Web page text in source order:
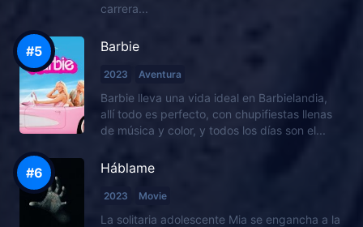
carrera...
Barbie
2023 Aventura
Barbie lleva una vida ideal en Barbielandia,
allí todo es perfecto, con chupifiestas llenas
de música y color, y todos los días son el...
Háblame
2023 Movie
La solitaria adolescente Mia se engancha a la